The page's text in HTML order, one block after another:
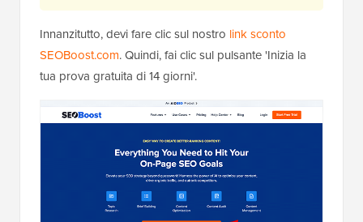
Innanzitutto, devi fare clic sul nostro link sconto
SEOBoost.com. Quindi, fai clic sul pulsante 'Inizia la
tua prova gratuita di 14 giorni'.